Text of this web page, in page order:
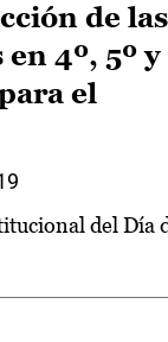
de las
4º, 5º y
el
del Día